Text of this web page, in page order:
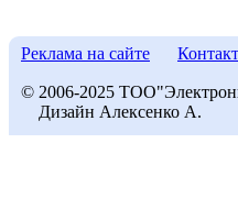
Реклама на сайте
© 2006-2025
Дизайн Алексенко А.